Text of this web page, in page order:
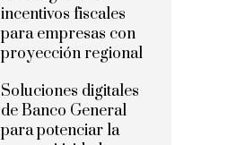
incentivos fiscales
para empresas con
proyección regional
Soluciones digitales
de Banco General
para potenciar la